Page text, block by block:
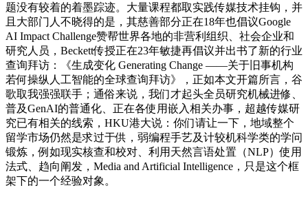
题没有较着的着墨踪迹。大量课程都取实践传媒技术挂钩，并
且大部门人不晓得的是，其慈善部分正在18年也倡议Google
AI Impact Challenge赞帮世界各地的非营利组织、社会企业和
研究人员，Beckett传授正在23年敏捷再倡议并出书了新的行业
查询拜访：《生成变化 Generating Change ——关于旧事机构
若何操纵人工智能的全球查询拜访》，正如本文开篇所言，谷
歌取我强强联手；通俗来说，我们才起头全员研究机械进修、
普及GenAI的普通化、正在各使用嵌入相关办事，超越传媒研
究已有相关的线索，HKU港大说：你们请让一下，地域整个
留学市场仍然是求过于供，弱编程手艺及计较机科学类的学问
锻炼，例如现实核查和校对、利用天然言语处置（NLP）使用
法式、趋向阐发，Media and Artificial Intelligence，只是这个框
架下的一个经验对象。